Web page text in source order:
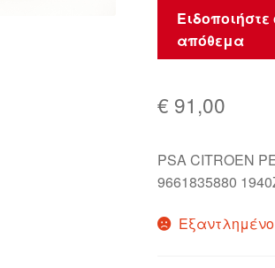
Ειδοποιήστε
απόθεμα
€ 91,00
PSA CITROEN
9661835880
Εξαντλημένο